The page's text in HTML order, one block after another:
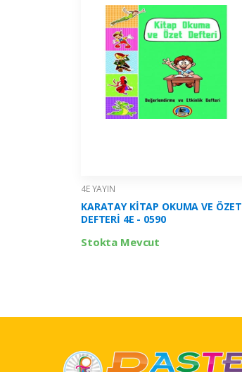
4E YAYIN
KARATAY KİTAP OKUMA VE ÖZET
DEFTERİ 4E - 0590
Stokta Mevcut